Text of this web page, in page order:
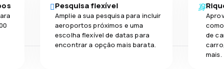
Pesquisa flexível
Amplie a sua pesquisa para incluir
aeroportos próximos e uma
escolha flexível de datas para
encontrar a opção mais barata.
de
mais.